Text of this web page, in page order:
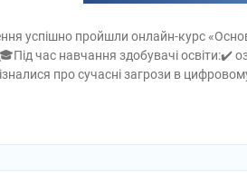
успішно пройшли онлайн-курс
час навчання здобувачі освіти:✔️
про сучасні загрози в